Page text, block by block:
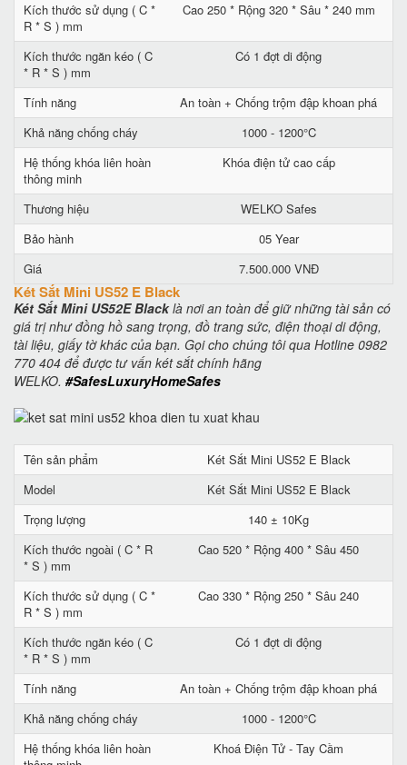
Kích thước sử dụng ( C *
R * S ) mm
Cao 250 * Rộng 320 * Sâu * 240 mm
Kích thước ngăn kéo ( C
* R * S ) mm
Có 1 đợt di động
Tính năng
An toàn + Chống trộm đập khoan phá
Khả năng chống cháy
1000 - 1200°C
Hệ thống khóa liên hoàn
thông minh
Khóa điện tử cao cấp
Thương hiệu
WELKO Safes
Bảo hành
05 Year
Giá
7.500.000 VNĐ
Két Sắt Mini US52 E Black
Két Sắt Mini US52E Blacklà nơi an toàn để giữ những tài sản có
giá trị như đồng hồ sang trọng, đồ trang sức, điện thoại di động,
tài liệu, giấy tờ khác của bạn. Gọi cho chúng tôi qua Hotline 0982
770 404 để được tư vấn két sắt chính hãng
WELKO. #SafesLuxuryHomeSafes
Tên sản phẩm
Két Sắt Mini US52 E Black
Model
Két Sắt Mini US52 E Black
Trọng lượng
140 ± 10Kg
Kích thước ngoài ( C * R
* S ) mm
Cao 520 * Rộng 400 * Sâu 450
Kích thước sử dụng ( C *
R * S ) mm
Cao 330 * Rộng 250 * Sâu 240
Kích thước ngăn kéo ( C
* R * S ) mm
Có 1 đợt di động
Tính năng
An toàn + Chống trộm đập khoan phá
Khả năng chống cháy
1000 - 1200°C
Hệ thống khóa liên hoàn
Khoá Điện Tử - Tay Cầm